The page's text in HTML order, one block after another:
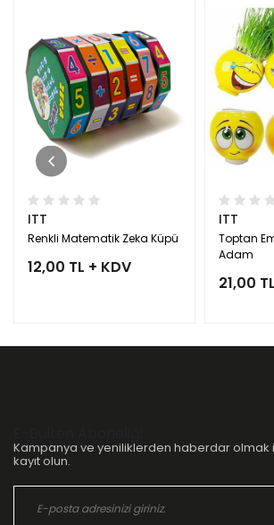
ITT
Renkli Matematik Zeka Küpü
12,00 TL + KDV
ITT
Toptan
Adam
21,00
Kampanya ve yeniliklerden haberdar
kayıt olun.